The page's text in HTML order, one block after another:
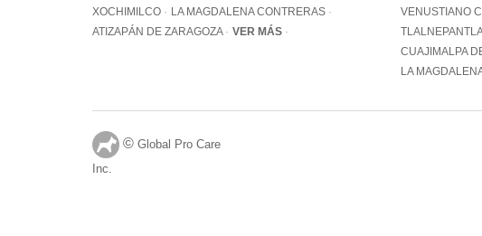
XOCHIMILCO
LA MAGDALENA CONTRERAS
ATIZAPÁN DE ZARAGOZA
VER MÁS
VENUSTIANO
CUAJIMALPA
LA
© Global Pro Care
Inc.